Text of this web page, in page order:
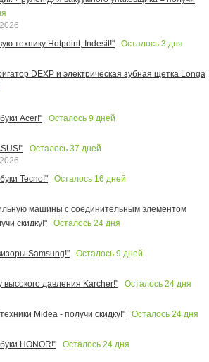
технику Hotpoint, Indesit!"
Осталось 3 дня
DEXP и электрическая зубная щетка Longa
Acer!"
Осталось 9 дней
Осталось 37 дней
Tecno!"
Осталось 16 дней
машины с соединительным элементом
скидку!"
Осталось 24 дня
Samsung!"
Осталось 9 дней
давления Karcher!"
Осталось 24 дня
Midea - получи скидку!"
Осталось 24 дня
HONOR!"
Осталось 24 дня